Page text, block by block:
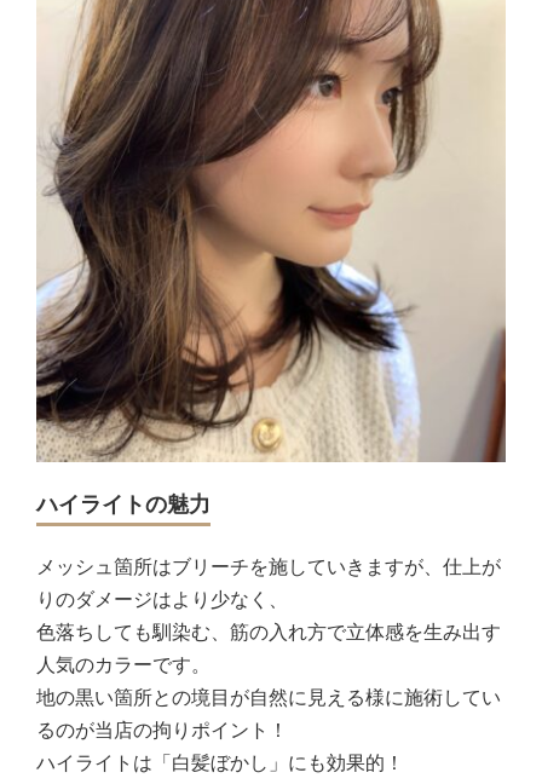
ハイライトの魅力
メッシュ箇所はブリーチを施していきますが、仕上が
りのダメージはより少なく、
色落ちしても馴染む、筋の入れ方で立体感を生み出す
人気のカラーです。
地の黒い箇所との境目が自然に見える様に施術してい
るのが当店の拘りポイント！
ハイライトは「白髪ぼかし」にも効果的！